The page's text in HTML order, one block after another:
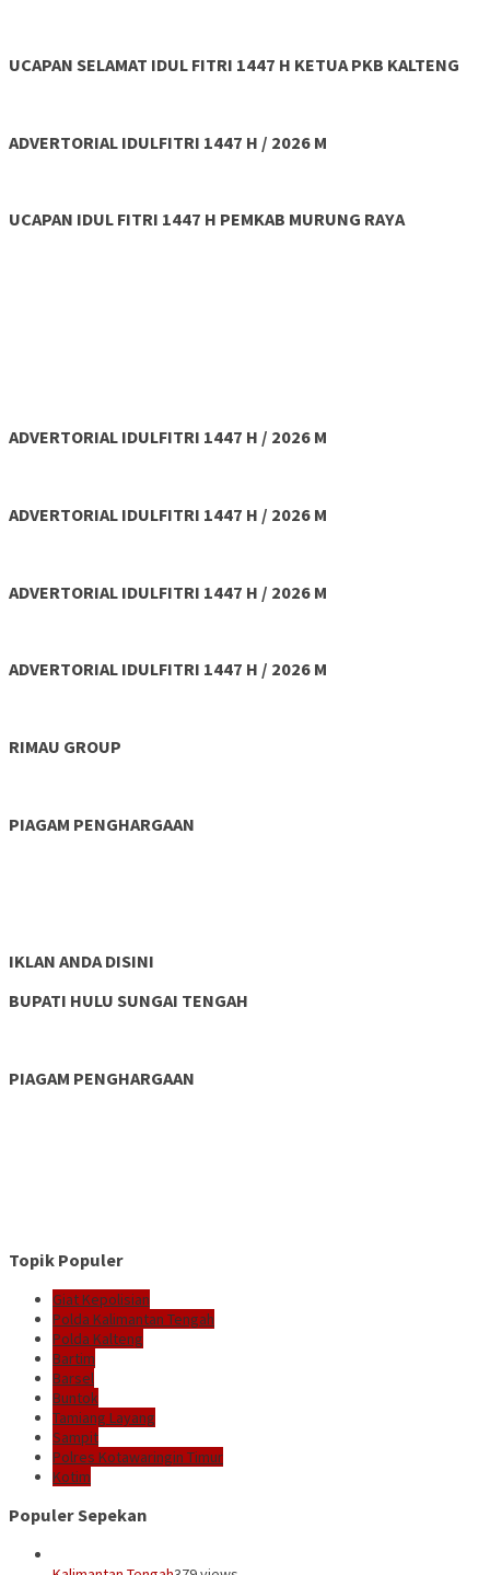
UCAPAN SELAMAT IDUL FITRI 1447 H KETUA PKB KALTENG
ADVERTORIAL IDULFITRI 1447 H / 2026 M
UCAPAN IDUL FITRI 1447 H PEMKAB MURUNG RAYA
ADVERTORIAL IDULFITRI 1447 H / 2026 M
ADVERTORIAL IDULFITRI 1447 H / 2026 M
ADVERTORIAL IDULFITRI 1447 H / 2026 M
ADVERTORIAL IDULFITRI 1447 H / 2026 M
RIMAU GROUP
PIAGAM PENGHARGAAN
IKLAN ANDA DISINI
BUPATI HULU SUNGAI TENGAH
PIAGAM PENGHARGAAN
Topik Populer
Giat Kepolisian
Polda Kalimantan Tengah
Polda Kalteng
Bartim
Barsel
Buntok
Tamiang Layang
Sampit
Polres Kotawaringin Timur
Kotim
Populer Sepekan